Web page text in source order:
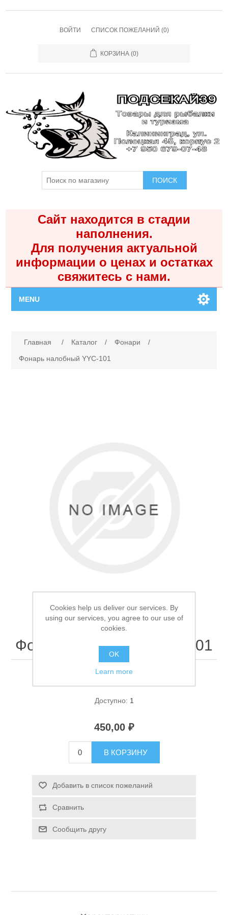
ВОЙТИ СПИСОК ПОЖЕЛАНИЙ (0)
КОРЗИНА (0)
ПОИСК
Сайт находится в стадии
наполнения.
Для получения актуальной
информации о ценах и остатках
свяжитесь с нами.
MENU
Каталог
Аксессуары для лодок
Спасательные средства
Главная / Каталог / Фонари
/
Фонарь налобный YYC-101
Фонарь налобный YYC-101
Доступно: 1
450,00 ₽
В КОРЗИНУ
Добавить в список пожеланий
Сравнить
Сообщить другу
Cookies help us deliver our services. By
using our services, you agree to our use of
cookies.
OK
Learn more